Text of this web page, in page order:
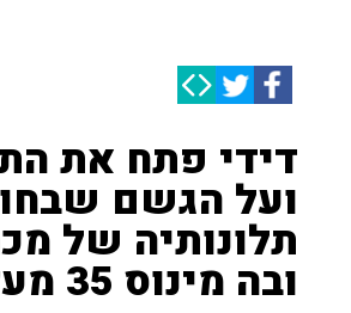
דידי פתח את
ועל הגשם
תלונותיה של
ובה מינוס 35 מעלות